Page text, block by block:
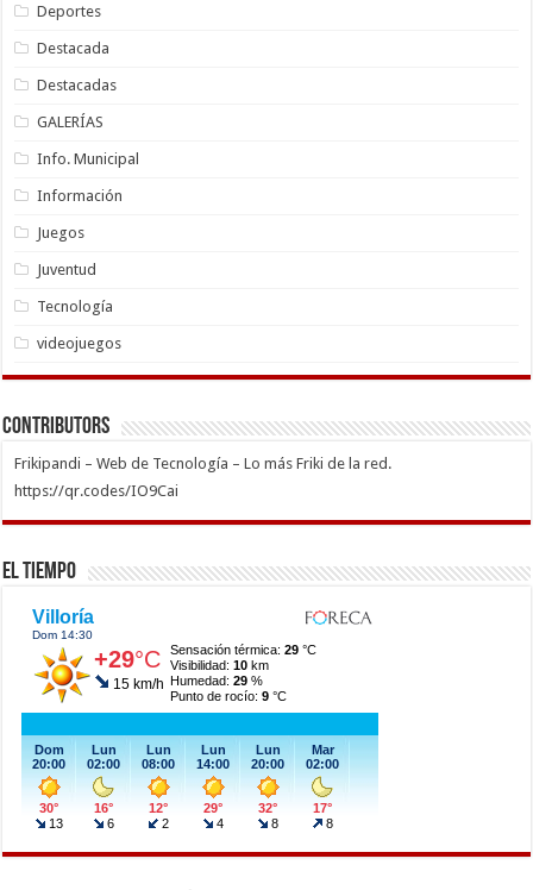
Deportes
Destacada
Destacadas
GALERÍAS
Info. Municipal
Información
Juegos
Juventud
Tecnología
videojuegos
Contributors
Frikipandi – Web de Tecnología – Lo más Friki de la red.
https://qr.codes/IO9Cai
El Tiempo